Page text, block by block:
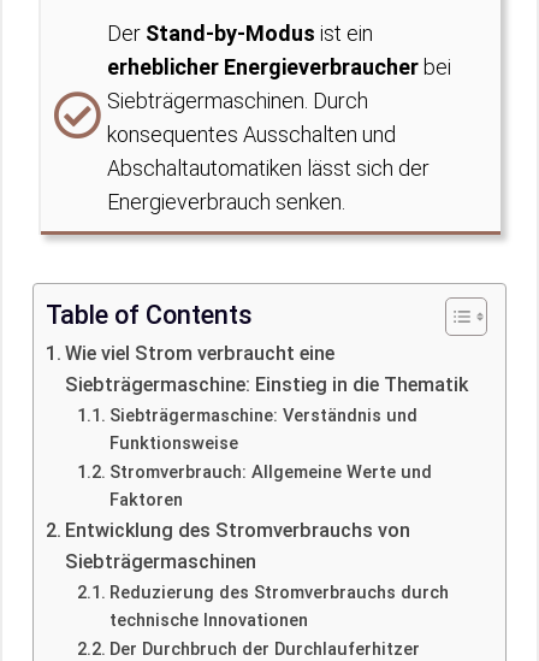
Der Stand-by-Modus ist ein
erheblicher Energieverbraucher bei
Siebträgermaschinen. Durch
konsequentes Ausschalten und
Abschaltautomatiken lässt sich der
Energieverbrauch senken.
Table of Contents
Wie viel Strom verbraucht eine
Siebträgermaschine: Einstieg in die Thematik
Siebträgermaschine: Verständnis und
Funktionsweise
Stromverbrauch: Allgemeine Werte und
Faktoren
Entwicklung des Stromverbrauchs von
Siebträgermaschinen
Reduzierung des Stromverbrauchs durch
technische Innovationen
Der Durchbruch der Durchlauferhitzer